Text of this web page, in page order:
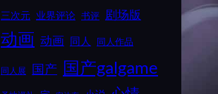
三次元 业界评论 书评 剧场版
动画 动画 同人 同人作品
同人展 国产 国产galgame